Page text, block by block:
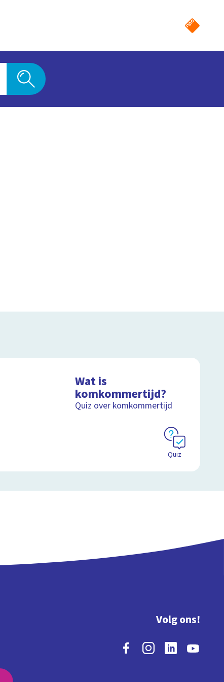
Wat is
komkommertijd?
Quiz over komkommertijd
Quiz
Volg ons!